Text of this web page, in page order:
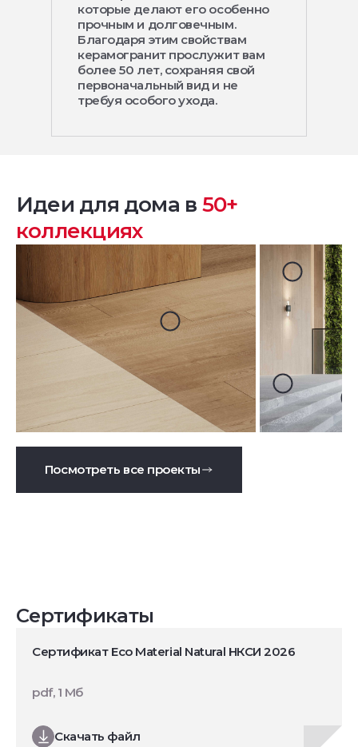
которые делают его особенно
прочным и долговечным.
Благодаря этим свойствам
керамогранит прослужит вам
более 50 лет, сохраняя свой
первоначальный вид и не
требуя особого ухода.
Идеи для дома в 50+
коллекциях
Посмотреть все проекты
Сертификаты
Сертификат Eco Material Natural НКСИ 2026
Скачать файл
pdf, 1 Мб